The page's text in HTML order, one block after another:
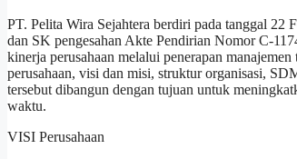
PT. Pelita Wira Sejahtera berdiri pada tanggal 22
dan SK pengesahan Akte Pendirian Nomor C-
kinerja perusahaan melalui penerapan
perusahaan, visi dan misi, struktur organisasi,
tersebut dibangun dengan tujuan untuk
waktu.
VISI Perusahaan